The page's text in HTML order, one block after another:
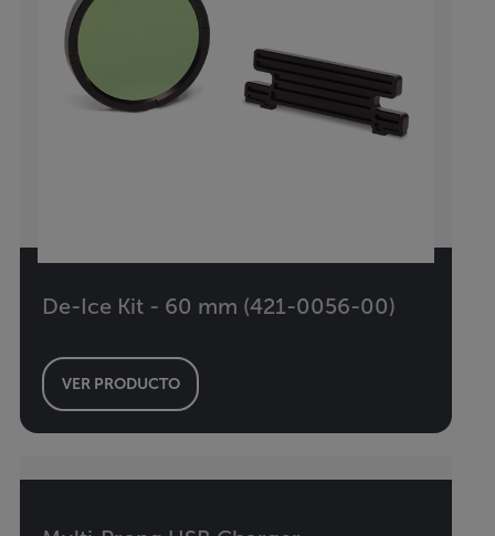
De-Ice Kit - 60 mm (421-0056-00)
VER PRODUCTO